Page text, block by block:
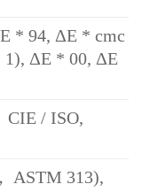
* 94, ΔE * cmc
1), ΔE * 00, ΔE
CIE / ISO,
ASTM 313),